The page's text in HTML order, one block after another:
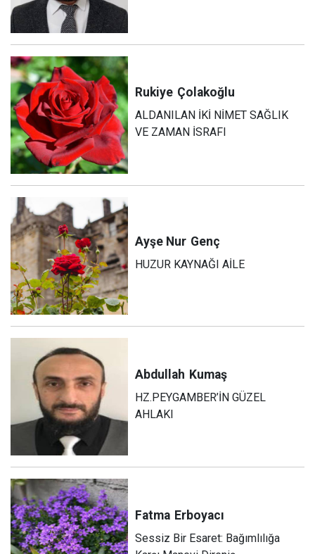
Rukiye Çolakoğlu
ALDANILAN İKİ NİMET SAĞLIK
VE ZAMAN İSRAFI
Ayşe Nur Genç
HUZUR KAYNAĞI AİLE
Abdullah Kumaş
HZ.PEYGAMBER’İN GÜZEL
AHLAKI
Fatma Erboyacı
Sessiz Bir Esaret: Bağımlılığa